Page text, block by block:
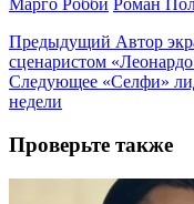
Марго Робби Роман
Предыдущий Автор
сценаристом
Следующее «Селфи»
недели
Проверьте также